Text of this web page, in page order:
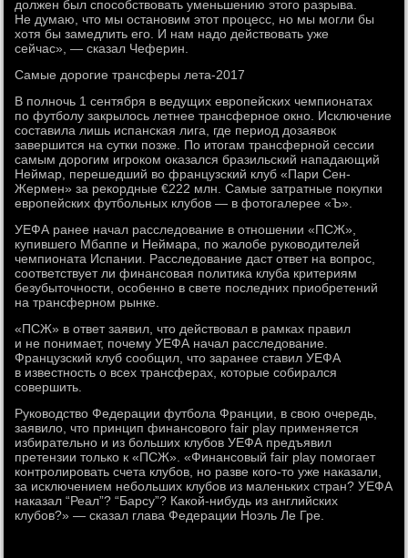
должен был способствовать уменьшению этого разрыва.
Не думаю, что мы остановим этот процесс, но мы могли бы
хотя бы замедлить его. И нам надо действовать уже
сейчас», — сказал Чеферин.
Самые дорогие трансферы лета-2017
В полночь 1 сентября в ведущих европейских чемпионатах
по футболу закрылось летнее трансферное окно. Исключение
составила лишь испанская лига, где период дозаявок
завершится на сутки позже. По итогам трансферной сессии
самым дорогим игроком оказался бразильский нападающий
Неймар, перешедший во французский клуб «Пари Сен-
Жермен» за рекордные €222 млн. Самые затратные покупки
европейских футбольных клубов — в фотогалерее «Ъ».
УЕФА ранее начал расследование в отношении «ПСЖ»,
купившего Мбаппе и Неймара, по жалобе руководителей
чемпионата Испании. Расследование даст ответ на вопрос,
соответствует ли финансовая политика клуба критериям
безубыточности, особенно в свете последних приобретений
на трансферном рынке.
«ПСЖ» в ответ заявил, что действовал в рамках правил
и не понимает, почему УЕФА начал расследование.
Французский клуб сообщил, что заранее ставил УЕФА
в известность о всех трансферах, которые собирался
совершить.
Руководство Федерации футбола Франции, в свою очередь,
заявило, что принцип финансового fair play применяется
избирательно и из больших клубов УЕФА предъявил
претензии только к «ПСЖ». «Финансовый fair play помогает
контролировать счета клубов, но разве кого-то уже наказали,
за исключением небольших клубов из маленьких стран? УЕФА
наказал “Реал”? “Барсу”? Какой-нибудь из английских
клубов?» — сказал глава Федерации Ноэль Ле Гре.